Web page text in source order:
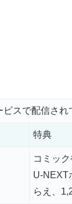
スで配信され
特典
コミッ
U-NEXT
らえ、